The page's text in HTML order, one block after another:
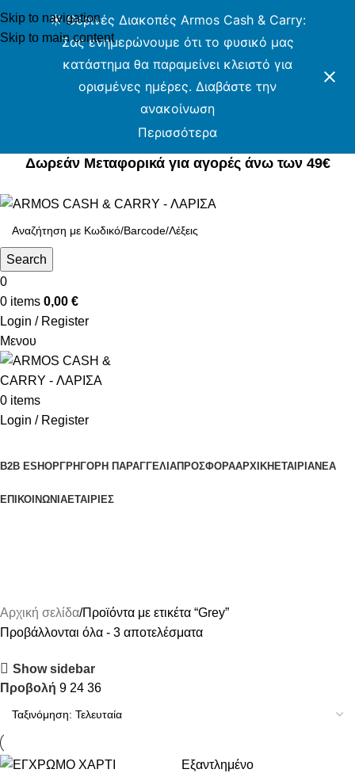
Skip to navigation
Skip to main content
☀️ Θερινές Διακοπές Armos Cash & Carry:
Σας ενημερώνουμε ότι το φυσικό μας
κατάστημα θα παραμείνει κλειστό για
ορισμένες ημέρες. Διαβάστε την
ανακοίνωση
Περισσότερα
Δωρεάν Μεταφορικά για αγορές άνω των 49€
Search
0
0 items 0,00 €
Login / Register
Μενου
0 items
Login / Register
B2B ESHOPΓΡΗΓΟΡΗ ΠΑΡΑΓΓΕΛΙΑΠΡΟΣΦΟΡΑΑΡΧΙΚΗ ΕΤΑΙΡΙΑΝΕΑ
ΕΠΙΚΟΙΝΩΝΙΑΕΤΑΙΡΙΕΣ
Αρχική σελίδα Προϊόντα με ετικέτα “Grey”
Προβάλλονται όλα - 3 αποτελέσματα
Show sidebar
Προβολή 9 24 36
Εξαντλημένο